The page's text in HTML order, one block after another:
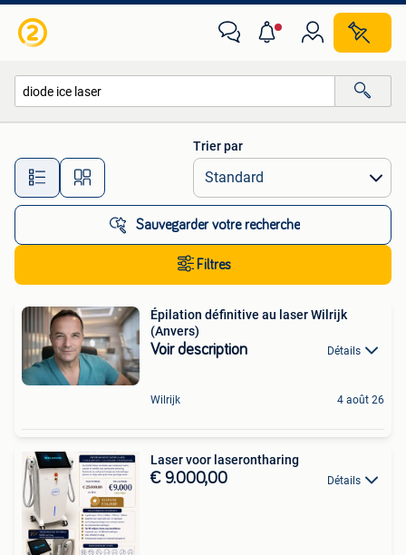
Toutes les distances…
Trier par
Sauvegarder votre recherche
Filtres
Épilation définitive au laser Wilrijk
(Anvers)
Voir description Détails
Wilrijk 4 août 26
Laser voor laserontharing
€ 9.000,00 Détails